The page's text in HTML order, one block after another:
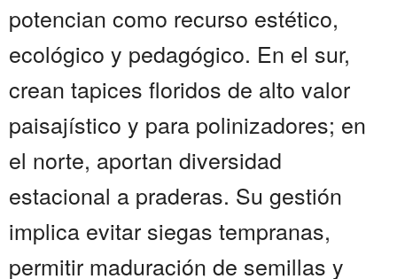
potencian como recurso estético,
ecológico y pedagógico. En el sur,
crean tapices floridos de alto valor
paisajístico y para polinizadores; en
el norte, aportan diversidad
estacional a praderas. Su gestión
implica evitar siegas tempranas,
permitir maduración de semillas y